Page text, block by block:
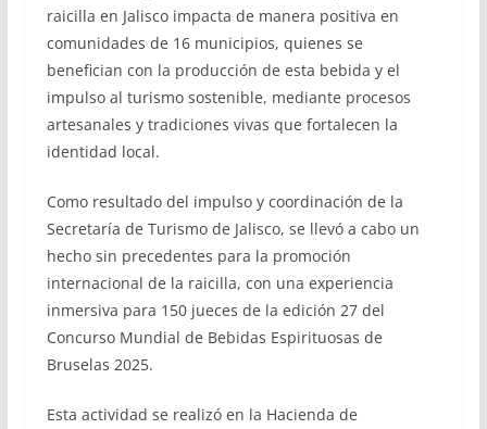
raicilla en Jalisco impacta de manera positiva en
comunidades de 16 municipios, quienes se
benefician con la producción de esta bebida y el
impulso al turismo sostenible, mediante procesos
artesanales y tradiciones vivas que fortalecen la
identidad local.
Como resultado del impulso y coordinación de la
Secretaría de Turismo de Jalisco, se llevó a cabo un
hecho sin precedentes para la promoción
internacional de la raicilla, con una experiencia
inmersiva para 150 jueces de la edición 27 del
Concurso Mundial de Bebidas Espirituosas de
Bruselas 2025.
Esta actividad se realizó en la Hacienda de